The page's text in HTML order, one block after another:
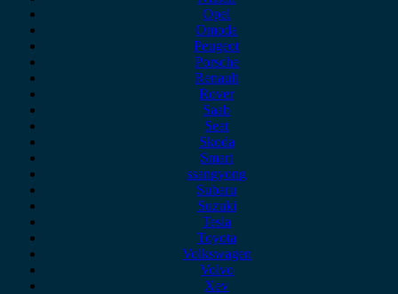
Opel
Omoda
Peugeot
Porsche
Renault
Rover
Saab
Seat
Skoda
Smart
ssangyong
Subaru
Suzuki
Tesla
Toyota
Volkswagen
Volvo
Xev